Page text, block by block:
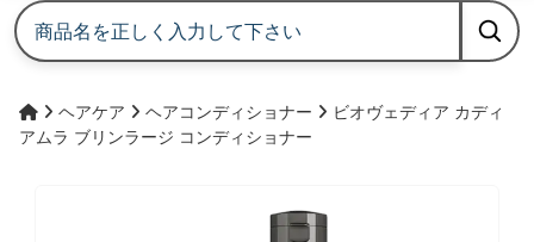
ヘアケア ヘアコンディショナー
ビオヴェディア カディ
アムラ ブリンラージ コンディショナー